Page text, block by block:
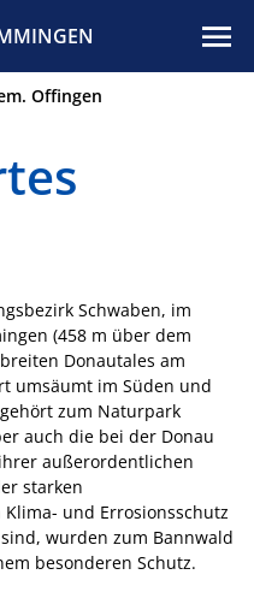
Offingen
Schwaben, im
(458 m über dem
Donautales am
umsäumt im Süden und
zum Naturpark
auch die bei der Donau
außerordentlichen
starken
und Errosionsschutz
wurden zum Bannwald
besonderen Schutz.